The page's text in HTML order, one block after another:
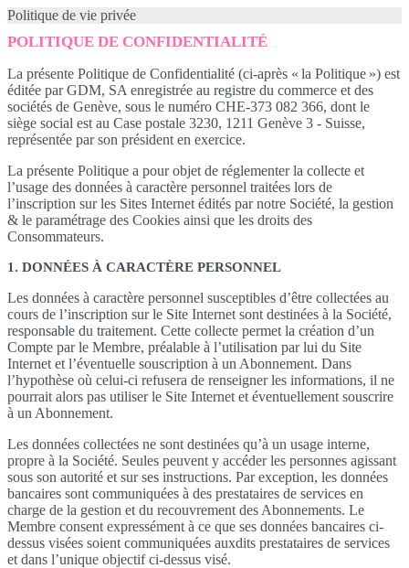
Politique de vie privée
POLITIQUE DE CONFIDENTIALITÉ
La présente Politique de Confidentialité (ci-après « la Politique ») est
éditée par GDM, SA enregistrée au registre du commerce et des
sociétés de Genève, sous le numéro CHE-373 082 366, dont le
siège social est au Case postale 3230, 1211 Genève 3 - Suisse,
représentée par son président en exercice.
La présente Politique a pour objet de réglementer la collecte et
l’usage des données à caractère personnel traitées lors de
l’inscription sur les Sites Internet édités par notre Société, la gestion
& le paramétrage des Cookies ainsi que les droits des
Consommateurs.
1. DONNÉES À CARACTÈRE PERSONNEL
Les données à caractère personnel susceptibles d’être collectées au
cours de l’inscription sur le Site Internet sont destinées à la Société,
responsable du traitement. Cette collecte permet la création d’un
Compte par le Membre, préalable à l’utilisation par lui du Site
Internet et l’éventuelle souscription à un Abonnement. Dans
l’hypothèse où celui-ci refusera de renseigner les informations, il ne
pourrait alors pas utiliser le Site Internet et éventuellement souscrire
à un Abonnement.
Les données collectées ne sont destinées qu’à un usage interne,
propre à la Société. Seules peuvent y accéder les personnes agissant
sous son autorité et sur ses instructions. Par exception, les données
bancaires sont communiquées à des prestataires de services en
charge de la gestion et du recouvrement des Abonnements. Le
Membre consent expressément à ce que ses données bancaires ci-
dessus visées soient communiquées auxdits prestataires de services
et dans l’unique objectif ci-dessus visé.